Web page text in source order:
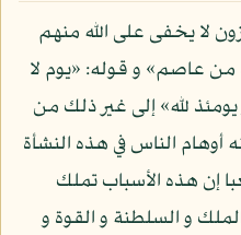
لا يخفى على الله منهم
عاصم» و قوله: «يوم لا
لله» إلى غير ذلك من
أوهام الناس في هذه النشأة
إن هذه الأسباب تملك
و السلطنة و القوة و